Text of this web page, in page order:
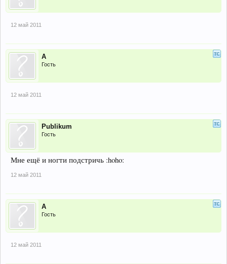
12 май 2011
A
Гость
12 май 2011
Publikum
Гость
Мне ещё и ногти подстричь :hoho:
12 май 2011
А
Гость
12 май 2011